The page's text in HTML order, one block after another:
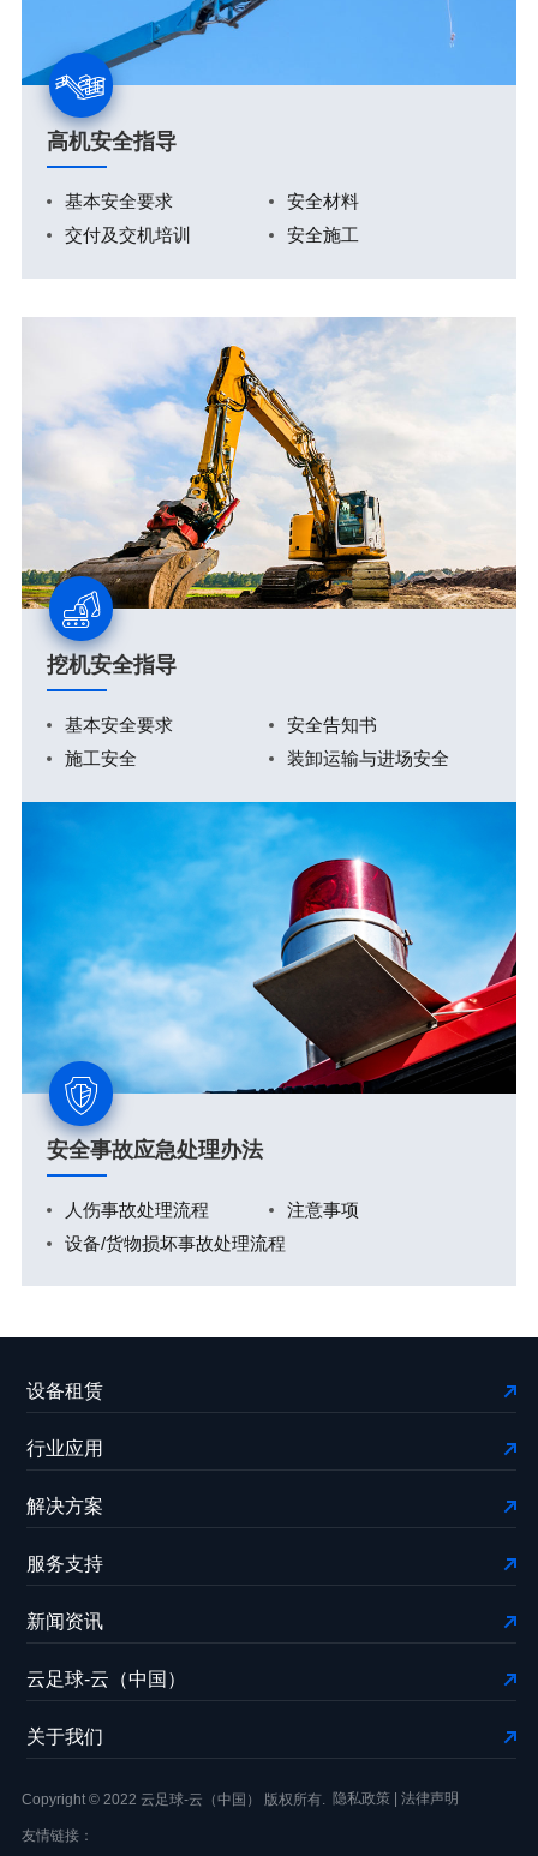
高机安全指导
基本安全要求
安全材料
交付及交机培训
安全施工
挖机安全指导
基本安全要求
安全告知书
施工安全
装卸运输与进场安全
安全事故应急处理办法
人伤事故处理流程
注意事项
设备/货物损坏事故处理流程
设备租赁
行业应用
解决方案
服务支持
新闻资讯
云足球-云（中国）
关于我们
Copyright © 2022 云足球-云（中国） 版权所有. 隐私政策| 法律声明
友情链接：